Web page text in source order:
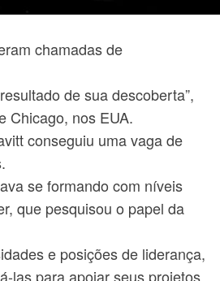
chamadas de
de sua descoberta”,
Chicago, nos EUA.
conseguiu uma vaga de
se formando com níveis
que pesquisou o papel da
e posições de liderança,
las para apoiar seus projetos